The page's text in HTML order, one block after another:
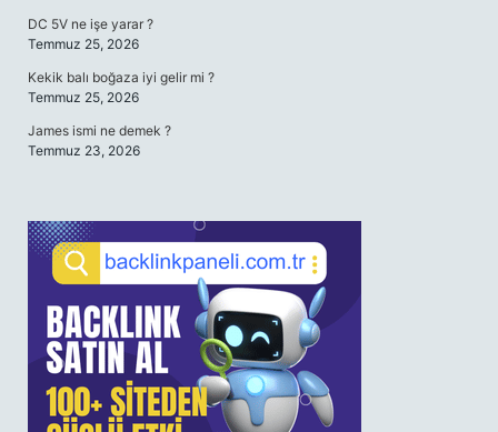
DC 5V ne işe yarar ?
Temmuz 25, 2026
Kekik balı boğaza iyi gelir mi ?
Temmuz 25, 2026
James ismi ne demek ?
Temmuz 23, 2026